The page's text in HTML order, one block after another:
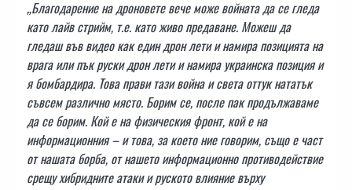
„Благодарение на дроновете вече може войната да се гледа
като лайв стрийм, т.е. като живо предаване. Можеш да
гледаш във видео как един дрон лети и намира позицията на
врага или пък руски дрон лети и намира украинска позиция и
я бомбардира. Това прави тази война и света оттук нататък
съвсем различно място. Борим се, после пак продължаваме
да се борим. Кой е на физическия фронт, кой е на
информационния – и това, за което ние говорим, също е част
от нашата борба, от нашето информационно противодействие
срещу хибридните атаки и руското влияние върху